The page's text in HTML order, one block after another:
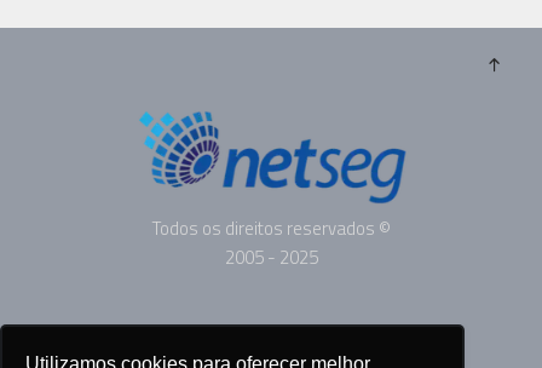
Todos os direitos reservados ©
2005 - 2025